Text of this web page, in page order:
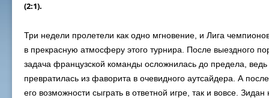
(2:1).
Три недели пролетели как одно мгновение, и Лига
в прекрасную атмосферу этого турнира. После выездного
задача французской команды осложнилась до предела,
превратилась из фаворита в очевидного аутсайдера. А
его возможности сыграть в ответной игре, так и вовсе. Зидан